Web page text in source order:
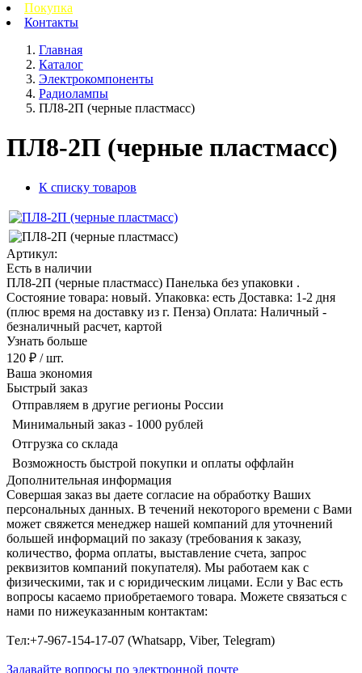
Покупка
Контакты
Главная
Каталог
Электрокомпоненты
Радиолампы
ПЛ8-2П (черные пластмасс)
ПЛ8-2П (черные пластмасс)
К списку товаров
Артикул:
Есть в наличии
ПЛ8-2П (черные пластмасс) Панелька без упаковки .
Состояние товара: новый. Упаковка: есть Доставка: 1-2 дня
(плюс время на доставку из г. Пенза) Оплата: Наличный -
безналичный расчет, картой
Узнать больше
120 ₽ / шт.
Ваша экономия
Быстрый заказ
Отправляем в другие регионы России
Минимальный заказ - 1000 рублей
Отгрузка со склада
Возможность быстрой покупки и оплаты оффлайн
Дополнительная информация
Совершая заказ вы даете согласие на обработку Ваших
персональных данных. В течений некоторого времени с Вами
может свяжется менеджер нашей компаний для уточнений
большей информаций по заказу (требования к заказу,
количество, форма оплаты, выставление счета, запрос
реквизитов компаний покупателя). Мы работаем как с
физическими, так и с юридическим лицами. Если у Вас есть
вопросы касаемо приобретаемого товара. Можете связаться с
нами по нижеуказанным контактам:
Tел:+7-967-154-17-07 (Whatsapp, Viber, Telegram)
Задавайте вопросы по электронной почте